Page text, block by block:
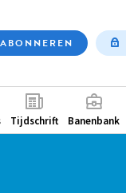
ABONNEREN
Tijdschrift Banenbank